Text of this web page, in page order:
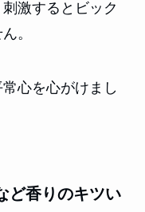
激するとビック
。
心を心がけまし
ど香りのキツい